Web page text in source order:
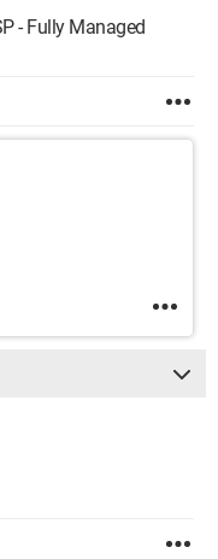
- Fully Managed